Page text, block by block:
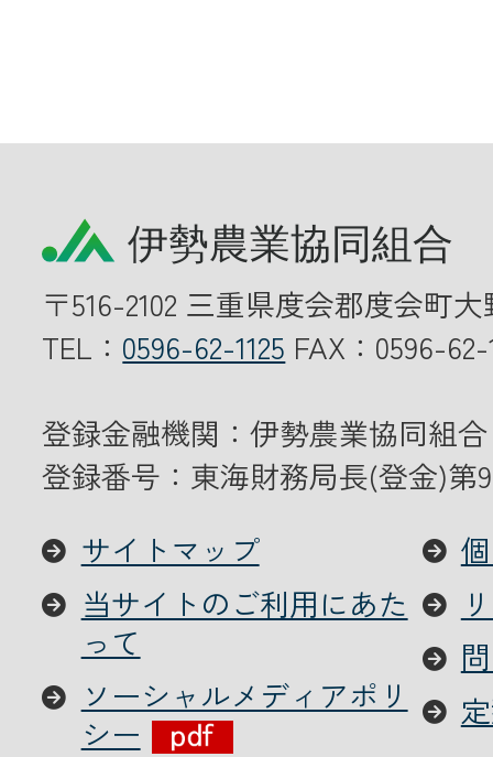
〒516-2102 三重県度会郡度会町
TEL： 0596-62-1125 FAX：0596-62-
登録金融機関：伊勢農業協同組合
登録番号：東海財務局長(登金)第
サイトマップ
当サイトのご利用にあた
って
ソーシャルメディアポリ
シー